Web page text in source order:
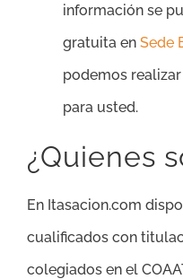
información se
gratuita en Sede
podemos
para usted.
¿Quienes
En Itasacion.com
cualificados con
colegiados en el